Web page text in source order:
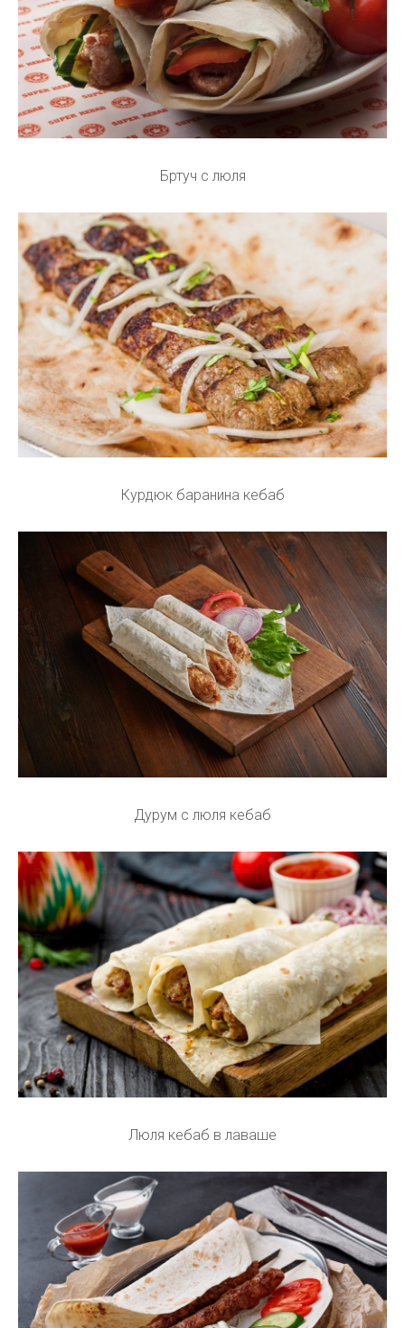
Бртуч с люля
Курдюк баранина кебаб
Дурум с люля кебаб
Люля кебаб в лаваше